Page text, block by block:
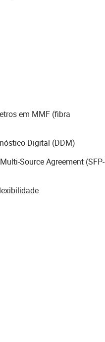
em MMF (fibra
Digital (DDM)
Source Agreement (SFP-